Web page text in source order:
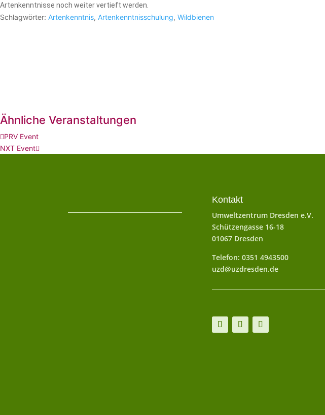
Artenkenntnisse noch weiter vertieft werden.
Schlagwörter: Artenkenntnis, Artenkenntnisschulung, Wildbienen
Ähnliche Veranstaltungen
PRV Event
NXT Event
Kontakt
Umweltzentrum Dresden e.V.
Schützengasse 16-18
01067 Dresden
Telefon: 0351 4943500
uzd@uzdresden.de